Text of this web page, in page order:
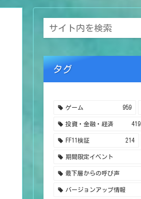
タグ
ゲーム 959
投資・金融・経済 419
FF11検証 214
期間限定イベント
最下層からの呼び声
バージョンアップ情報